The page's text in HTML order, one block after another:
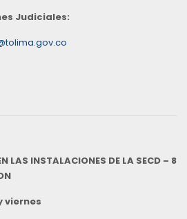
Judiciales:
LAS INSTALACIONES DE LA SECD – 8
viernes